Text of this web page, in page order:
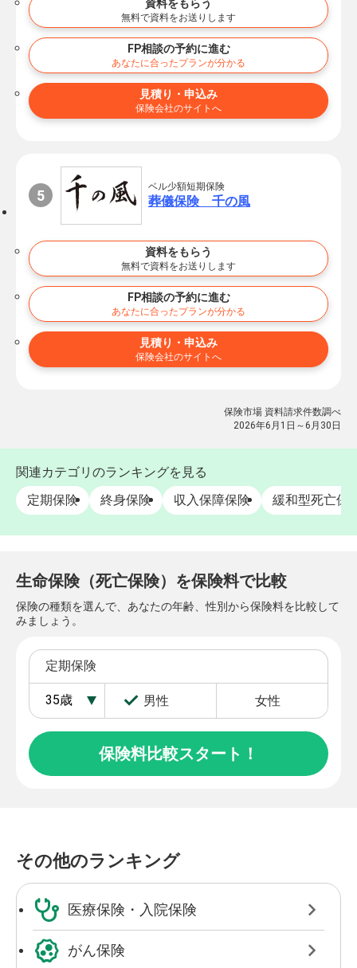
資料をもらう
無料で資料をお送りします
FP相談の予約に進む
あなたに合ったプランが分かる
見積り・申込み
保険会社のサイトへ
ベル少額短期保険
葬儀保険 千の風
資料をもらう
無料で資料をお送りします
FP相談の予約に進む
あなたに合ったプランが分かる
見積り・申込み
保険会社のサイトへ
保険市場 資料請求件数調べ
2026年6月1日～6月30日
関連カテゴリのランキングを見る
定期保険
終身保険 収入保障保険 緩和型死亡保
生命保険（死亡保険）を保険料で比較
保険の種類を選んで、あなたの年齢、性別から保険料を比較して
みましょう。
定期保険
男性 女性
保険料比較スタート！
その他のランキング
医療保険・入院保険
がん保険